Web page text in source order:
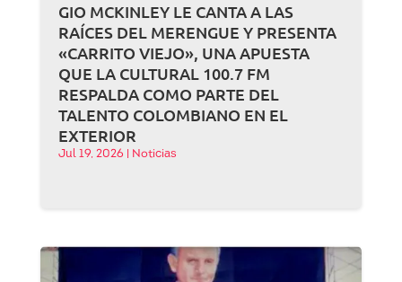
GIO MCKINLEY LE CANTA A LAS
RAÍCES DEL MERENGUE Y PRESENTA
«CARRITO VIEJO», UNA APUESTA
QUE LA CULTURAL 100.7 FM
RESPALDA COMO PARTE DEL
TALENTO COLOMBIANO EN EL
EXTERIOR
Jul 19, 2026 Noticias